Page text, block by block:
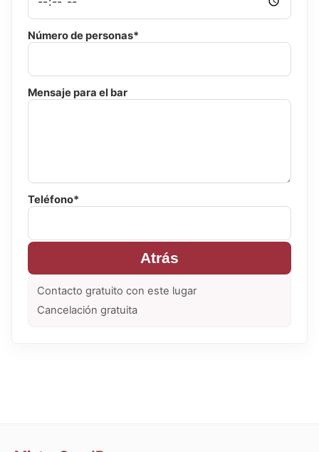
Número de personas*
Mensaje para el bar
Teléfono*
Atrás
Contacto gratuito con este lugar
Cancelación gratuita